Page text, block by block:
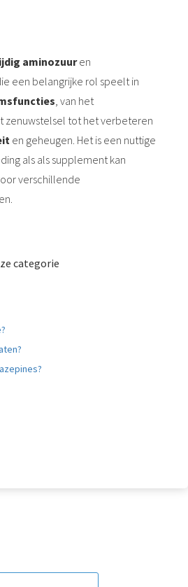
aminozuuren
een belangrijke rol speelt in
, van het
zenuwstelsel tot het verbeteren
en geheugen. Het is een nuttige
als als supplement kan
verschillende
categorie